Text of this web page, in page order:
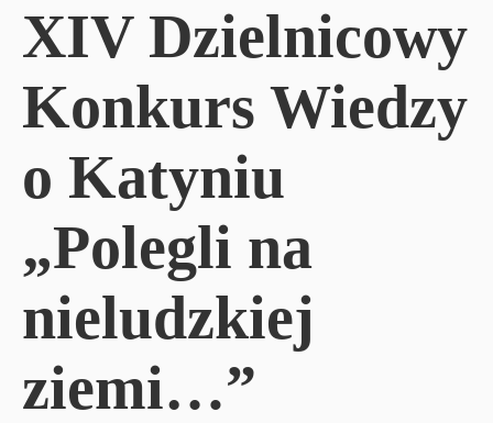
XIV Dzielnicowy
Konkurs Wiedzy
o Katyniu
„Polegli na
nieludzkiej
ziemi…”